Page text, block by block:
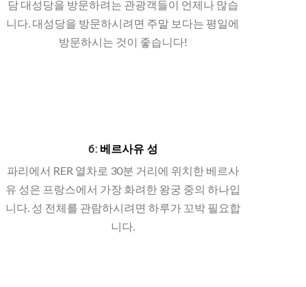
담 대성당을 방문하려는 관광객들이 언제나 많습
니다. 대성당을 방문하시려면 주말 보다는 평일에
방문하시는 것이 좋습니다!
6: 베르사유 성
파리에서 RER 열차로 30분 거리에 위치한 베르사
유 성은 프랑스에서 가장 화려한 왕궁 중의 하나입
니다. 성 전체를 관람하시려면 하루가 꼬박 필요합
니다.